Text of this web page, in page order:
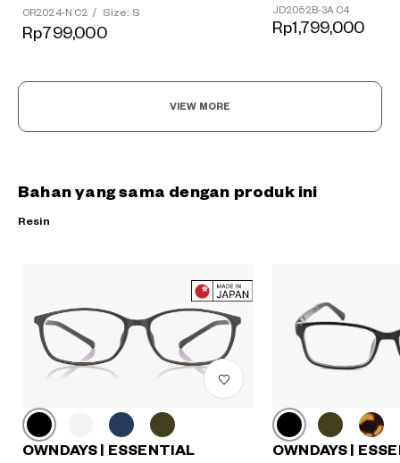
OR2024-N C2 / Size: S
Rp799,000
JD2052B-3A C4
Rp1,799,000
VIEW MORE
Bahan yang sama dengan produk ini
Resin
OWNDAYS | ESSENTIAL OWNDAYS |